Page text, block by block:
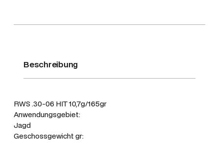
6
S
h
o
Beschreibung
RWS .30-06 HIT 10,7g/165gr
Anwendungsgebiet:
Jagd
Geschossgewicht gr: